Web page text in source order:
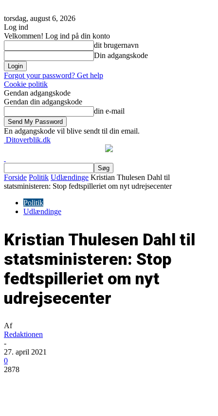
torsdag, august 6, 2026
Log ind
Velkommen! Log ind på din konto
dit brugernavn
Din adgangskode
Forgot your password? Get help
Cookie politik
Gendan adgangskode
Gendan din adgangskode
din e-mail
En adgangskode vil blive sendt til din email.
Ditoverblik.dk
Forside Politik Udlændinge Kristian Thulesen Dahl til
statsministeren: Stop fedtspilleriet om nyt udrejsecenter
Politik
Udlændinge
Kristian Thulesen Dahl til
statsministeren: Stop
fedtspilleriet om nyt
udrejsecenter
Af
Redaktionen
-
27. april 2021
0
2878